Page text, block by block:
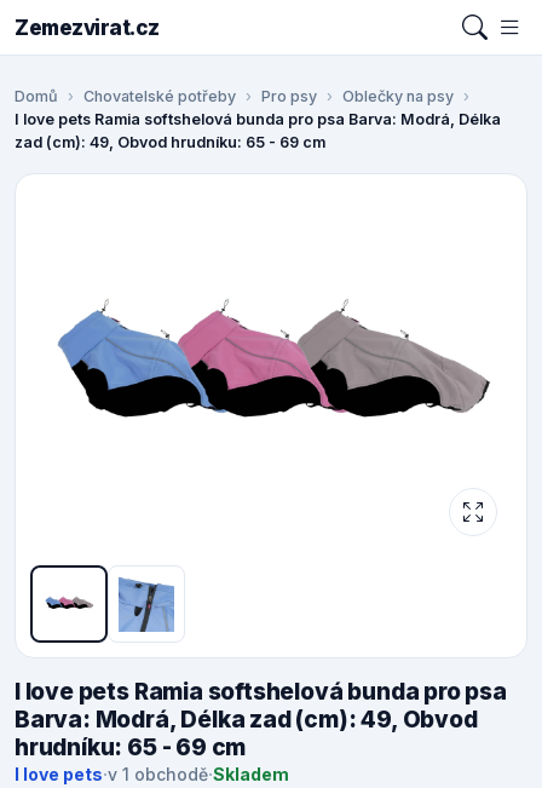
Zemezvirat.cz
Domů Chovatelské potřeby Pro psy
Oblečky na psy
I love pets Ramia softshelová bunda pro psa Barva: Modrá, Délka
zad (cm): 49, Obvod hrudníku: 65 - 69 cm
I love pets Ramia softshelová bunda pro psa
Barva: Modrá, Délka zad (cm): 49, Obvod
hrudníku: 65 - 69 cm
I love pets·v 1 obchodě·Skladem